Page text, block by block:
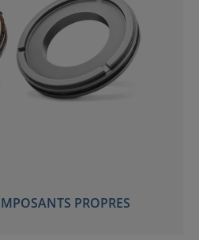
PROPRES